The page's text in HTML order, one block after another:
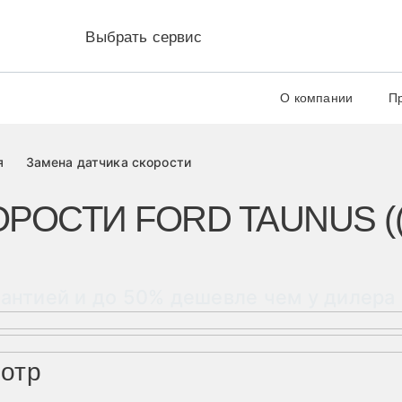
Выбрать сервис
+7 499 460-69-
О компании
Замена датчика скорости
FORD TAUNUS